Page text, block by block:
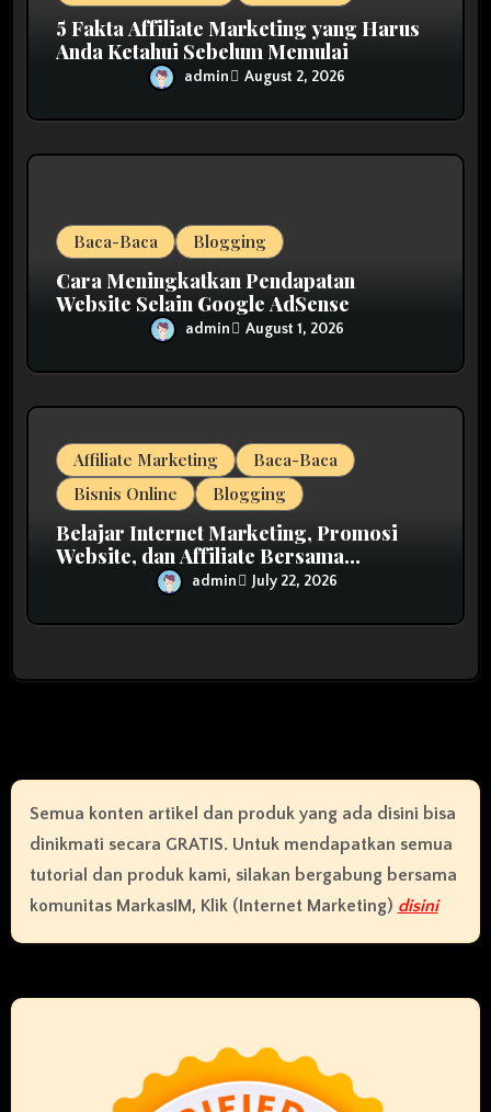
5 Fakta Affiliate Marketing yang Harus
Anda Ketahui Sebelum Memulai
admin August 2, 2026
Baca-Baca Blogging
Cara Meningkatkan Pendapatan
Website Selain Google AdSense
admin August 1, 2026
Affiliate Marketing
Baca-Baca
Bisnis Online
Blogging
Belajar Internet Marketing, Promosi
Website, dan Affiliate Bersama
admin July 22, 2026
Semua konten artikel dan produk yang ada disini bisa
dinikmati secara GRATIS. Untuk mendapatkan semua
tutorial dan produk kami, silakan bergabung bersama
komunitas MarkasIM, Klik (Internet Marketing) disini